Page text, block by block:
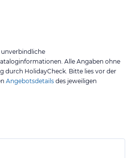
Alle Angaben ohne
durch HolidayCheck. Bitte lies vor der
Angebotsdetails des jeweiligen